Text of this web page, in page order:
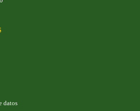
datos